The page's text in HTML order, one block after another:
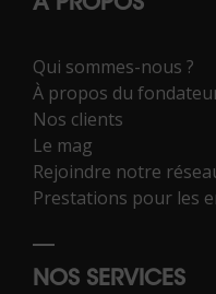
Qui sommes-nous ?
À propos du
Nos clients
Le mag
Rejoindre notre
Prestations pour les
NOS SERVICES